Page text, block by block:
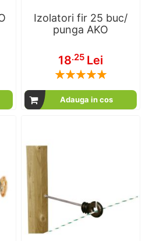
Izolatori fir 25 buc/
punga AKO
18.25 Lei
Rating:
Adauga in cos